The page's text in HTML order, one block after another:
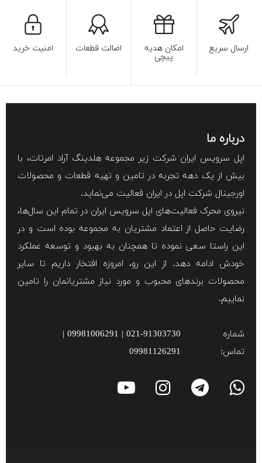
ارسال سریع امکان هدیه
پیچی
اصالت قطعات امنیت خرید
درباره ما
اپل سرویس ایران شرکت زیر مجموعه هلدینگ آراد امرتات، با
بیش از یک دهه تجربه در تامین و تهیه قطعات و محصولات
اورجینال شرکت اپل در ایران فعالیت می‌نماید.
نیروی محرک فعالیت‌های اپل سرویس ایران در تمام این سال‌ها،
رضایت حاصل از اعتماد مشتریان به مجموعه بوده است و در
این راستا سعی نموده تا همچنان به بهبود و توسعه عملکرد
خودش ادامه دهد. از این رو، امروزه افتخار داریم تا سایر
محصولات برند‌های محبوب و مورد نیاز مشتریانمان را تامین
نماییم.
شماره
تماس:
021-91303730 | 09981006291 |
09981126291